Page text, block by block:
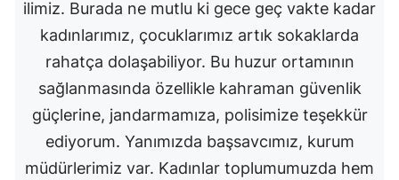
ilimiz. Burada ne mutlu ki gece geç vakte kadar
kadınlarımız, çocuklarımız artık sokaklarda
rahatça dolaşabiliyor. Bu huzur ortamının
sağlanmasında özellikle kahraman güvenlik
güçlerine, jandarmamıza, polisimize teşekkür
ediyorum. Yanımızda başsavcımız, kurum
müdürlerimiz var. Kadınlar toplumumuzda hem